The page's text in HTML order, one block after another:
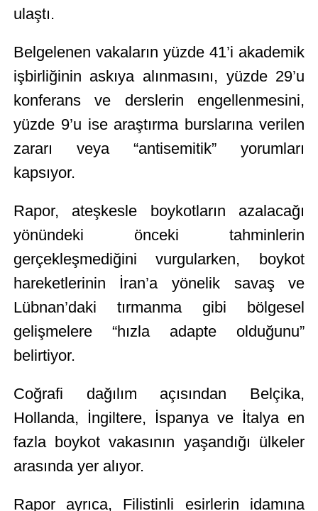
ulaştı.
Belgelenen vakaların yüzde 41’i akademik
işbirliğinin askıya alınmasını, yüzde 29’u
konferans ve derslerin engellenmesini,
yüzde 9’u ise araştırma burslarına verilen
zararı veya “antisemitik” yorumları
kapsıyor.
Rapor, ateşkesle boykotların azalacağı
yönündeki önceki tahminlerin
gerçekleşmediğini vurgularken, boykot
hareketlerinin İran’a yönelik savaş ve
Lübnan’daki tırmanma gibi bölgesel
gelişmelere “hızla adapte olduğunu”
belirtiyor.
Coğrafi dağılım açısından Belçika,
Hollanda, İngiltere, İspanya ve İtalya en
fazla boykot vakasının yaşandığı ülkeler
arasında yer alıyor.
Rapor ayrıca, Filistinli esirlerin idamına